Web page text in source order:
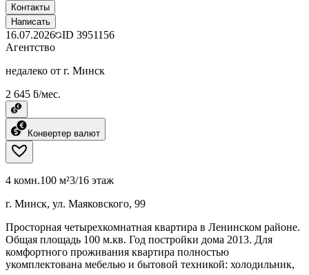
Контакты
Написать
16.07.2026 ID 3951156
Агентство
недалеко от г. Минск
2 645 ƃ/мес.
Конвертер валют
4 комн.100 м²3/16 этаж
г. Минск, ул. Маяковского, 99
Просторная четырехкомнатная квартира в Ленинском районе.
Общая площадь 100 м.кв. Год постройки дома 2013. Для
комфортного проживания квартира полностью
укомплектована мебелью и бытовой техникой: холодильник,